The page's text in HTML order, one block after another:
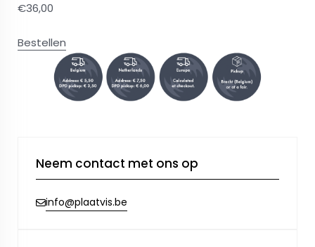
€36,00
Bestellen
Neem contact met ons op
info@plaatvis.be